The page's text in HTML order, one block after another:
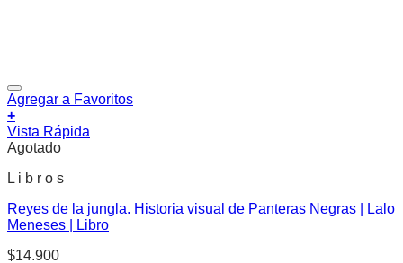
Agregar a Favoritos
+
Vista Rápida
Agotado
L i b r o s
Reyes de la jungla. Historia visual de Panteras Negras | Lalo
Meneses | Libro
$14.900